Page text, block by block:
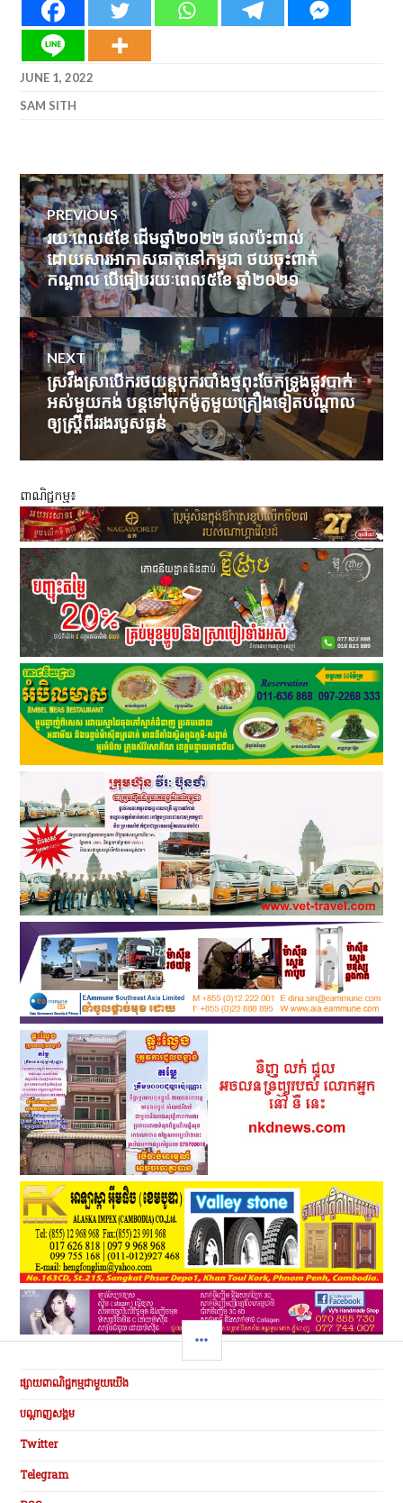
JUNE 1, 2022
SAM SITH
Post
navigation
PREVIOUS
Previous
post:
រយៈពេល៥ខែ ដើមឆ្នាំ២០២២ ផលប៉ះពាល់
ដោយសារអាកាសធាតុនៅកម្ពុជា ថយចុះពាក់
កណ្តាល បើធៀបរយៈពេល៥ខែ ឆ្នាំ២០២១
NEXT
Next
post:
ស្រវឹងស្រាបើករថយន្តបុករបាំងថ្មពុះចែកទ្រូងផ្លូវបាក់
អស់មួយកង់ បន្តទៅបុកម៉ូតូមួយគ្រឿងទៀតបណ្ដាល
ឲ្យស្ត្រីពីររងរបួសធ្ងន់
ពាណិជ្ជកម្ម៖
SIDEBAR
ផ្សាយពាណិជ្ជកម្មជាមួយយើង
បណ្ដាញសង្គម
Twitter
Telegram